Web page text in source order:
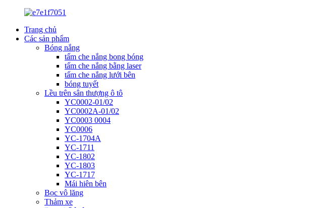
Trang chủ
Các sản phẩm
Bóng nắng
tấm che nắng bong bóng
tấm che nắng bằng laser
tấm che nắng lưới bên
bóng tuyết
Lều trên sân thượng ô tô
YC0002-01/02
YC0002A-01/02
YC0003 0004
YC0006
YC-1704A
YC-1711
YC-1802
YC-1803
YC-1717
Mái hiên bên
Bọc vô lăng
Thảm xe